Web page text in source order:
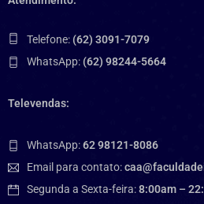
Telefone: (62) 3091-7079
WhatsApp: (62) 98244-5664
Televendas:
WhatsApp:62 98121-8086
Email para contato:
Segunda a Sexta-feira:8:00am –